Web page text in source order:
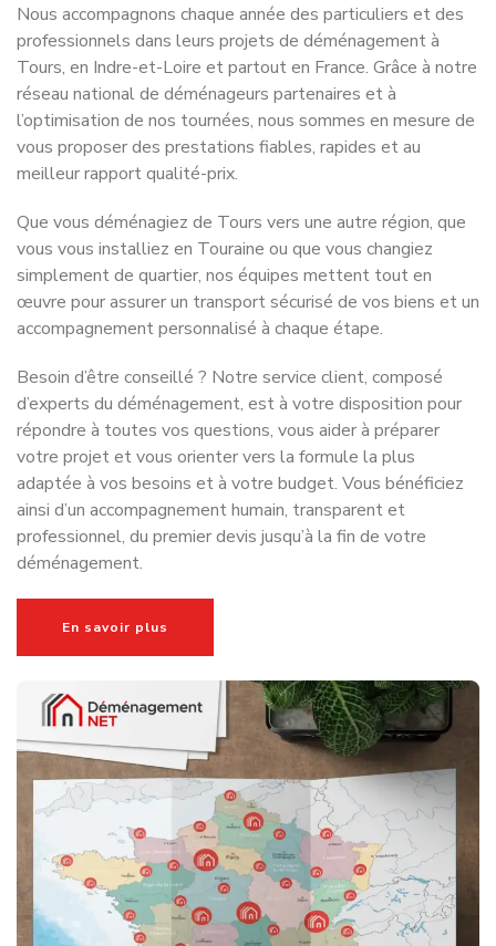
Utilisez des cartons adaptés, protégez soigneusement les
objets fragiles avec du papier bulle et veillez à ne pas
dépasser une vingtaine de kilogrammes par carton. Enfin,
indiquez clairement le contenu ainsi que la pièce de
destination sur chaque carton afin de faciliter le
déchargement et votre installation dans votre nouveau
logement.
Préparer les derniers détails avant le
jour J
Quelques jours avant votre déménagement à Tours, videz
démontez les meubles lorsque cela est possible et
regroupez tous les documents importants dans un dossier
facilement accessible. Pensez également à préparer un
carton contenant les indispensables pour les premières
heures : produits d’hygiène, chargeurs, vêtements de
rechange, médicaments et documents administratifs.
Une bonne préparation vous permettra d’aborder votre
installation avec sérénité et de profiter rapidement de
votre nouveau cadre de vie à Tours, une ville reconnue pour
DEMENAGER A PRIX REDUIT
Des tournées optimisées pour
réduire le coût de votre
déménagement à Tours